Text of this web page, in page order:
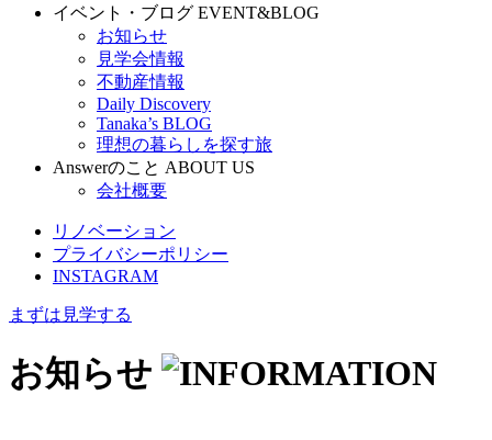
イベント・ブログ EVENT&BLOG
お知らせ
見学会情報
不動産情報
Daily Discovery
Tanaka’s BLOG
理想の暮らしを探す旅
Answerのこと ABOUT US
会社概要
リノベーション
プライバシーポリシー
INSTAGRAM
まずは見学する
お知らせ